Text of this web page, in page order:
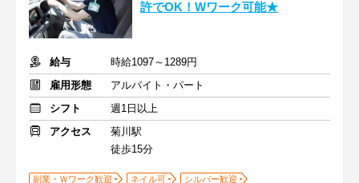
許でOK！Wワーク可能★
給与
時給1097～1289円
雇用形態
アルバイト・パート
シフト
週1日以上
アクセス
菊川駅
徒歩15分
副業・Ｗワーク歓迎 ネイル可
シルバー歓迎